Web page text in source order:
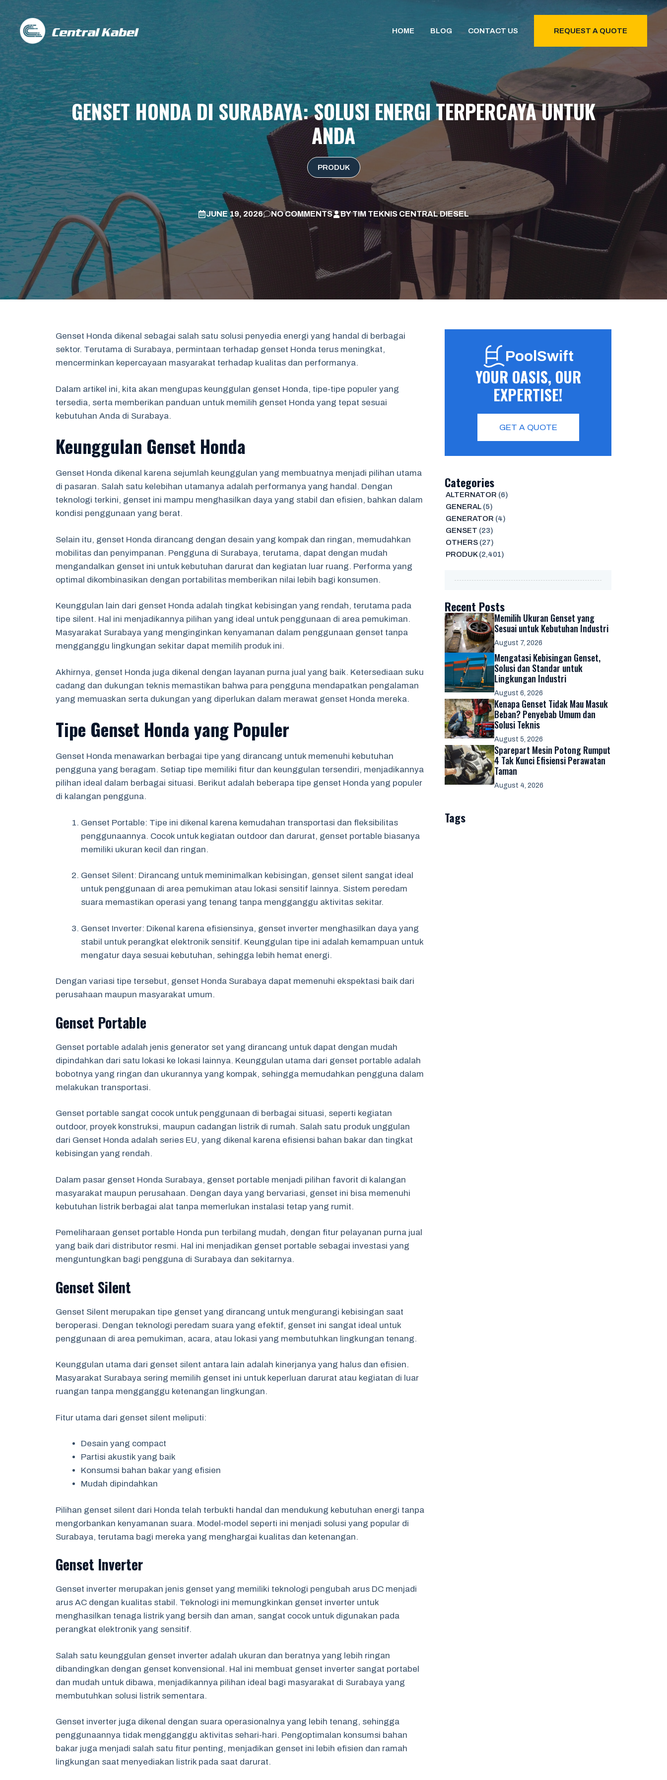
to
content
HOME BLOG CONTACT US REQUEST A QUOTE
GENSET HONDA DI SURABAYA: SOLUSI ENERGI TERPERCAYA UNTUK
ANDA
PRODUK
JUNE 19, 2026 NO COMMENTS BYTIM TEKNIS CENTRAL DIESEL
Genset Honda dikenal sebagai salah satu solusi penyedia energi yang handal di berbagai
sektor. Terutama di Surabaya, permintaan terhadap genset Honda terus meningkat,
mencerminkan kepercayaan masyarakat terhadap kualitas dan performanya.
Dalam artikel ini, kita akan mengupas keunggulan genset Honda, tipe-tipe populer yang
tersedia, serta memberikan panduan untuk memilih genset Honda yang tepat sesuai
kebutuhan Anda di Surabaya.
Keunggulan Genset Honda
Genset Honda dikenal karena sejumlah keunggulan yang membuatnya menjadi pilihan utama
di pasaran. Salah satu kelebihan utamanya adalah performanya yang handal. Dengan
teknologi terkini, genset ini mampu menghasilkan daya yang stabil dan efisien, bahkan dalam
kondisi penggunaan yang berat.
Selain itu, genset Honda dirancang dengan desain yang kompak dan ringan, memudahkan
mobilitas dan penyimpanan. Pengguna di Surabaya, terutama, dapat dengan mudah
mengandalkan genset ini untuk kebutuhan darurat dan kegiatan luar ruang. Performa yang
optimal dikombinasikan dengan portabilitas memberikan nilai lebih bagi konsumen.
Keunggulan lain dari genset Honda adalah tingkat kebisingan yang rendah, terutama pada
tipe silent. Hal ini menjadikannya pilihan yang ideal untuk penggunaan di area pemukiman.
Masyarakat Surabaya yang menginginkan kenyamanan dalam penggunaan genset tanpa
mengganggu lingkungan sekitar dapat memilih produk ini.
Akhirnya, genset Honda juga dikenal dengan layanan purna jual yang baik. Ketersediaan suku
cadang dan dukungan teknis memastikan bahwa para pengguna mendapatkan pengalaman
yang memuaskan serta dukungan yang diperlukan dalam merawat genset Honda mereka.
Tipe Genset Honda yang Populer
Genset Honda menawarkan berbagai tipe yang dirancang untuk memenuhi kebutuhan
pengguna yang beragam. Setiap tipe memiliki fitur dan keunggulan tersendiri, menjadikannya
pilihan ideal dalam berbagai situasi. Berikut adalah beberapa tipe genset Honda yang populer
di kalangan pengguna.
Genset Portable: Tipe ini dikenal karena kemudahan transportasi dan fleksibilitas
penggunaannya. Cocok untuk kegiatan outdoor dan darurat, genset portable biasanya
memiliki ukuran kecil dan ringan.
Genset Silent: Dirancang untuk meminimalkan kebisingan, genset silent sangat ideal
untuk penggunaan di area pemukiman atau lokasi sensitif lainnya. Sistem peredam
suara memastikan operasi yang tenang tanpa mengganggu aktivitas sekitar.
Genset Inverter: Dikenal karena efisiensinya, genset inverter menghasilkan daya yang
stabil untuk perangkat elektronik sensitif. Keunggulan tipe ini adalah kemampuan untuk
mengatur daya sesuai kebutuhan, sehingga lebih hemat energi.
Dengan variasi tipe tersebut, genset Honda Surabaya dapat memenuhi ekspektasi baik dari
perusahaan maupun masyarakat umum.
Genset Portable
Genset portable adalah jenis generator set yang dirancang untuk dapat dengan mudah
dipindahkan dari satu lokasi ke lokasi lainnya. Keunggulan utama dari genset portable adalah
bobotnya yang ringan dan ukurannya yang kompak, sehingga memudahkan pengguna dalam
melakukan transportasi.
Genset portable sangat cocok untuk penggunaan di berbagai situasi, seperti kegiatan
outdoor, proyek konstruksi, maupun cadangan listrik di rumah. Salah satu produk unggulan
dari Genset Honda adalah series EU, yang dikenal karena efisiensi bahan bakar dan tingkat
kebisingan yang rendah.
Dalam pasar genset Honda Surabaya, genset portable menjadi pilihan favorit di kalangan
masyarakat maupun perusahaan. Dengan daya yang bervariasi, genset ini bisa memenuhi
kebutuhan listrik berbagai alat tanpa memerlukan instalasi tetap yang rumit.
Pemeliharaan genset portable Honda pun terbilang mudah, dengan fitur pelayanan purna jual
yang baik dari distributor resmi. Hal ini menjadikan genset portable sebagai investasi yang
menguntungkan bagi pengguna di Surabaya dan sekitarnya.
Genset Silent
Genset Silent merupakan tipe genset yang dirancang untuk mengurangi kebisingan saat
beroperasi. Dengan teknologi peredam suara yang efektif, genset ini sangat ideal untuk
penggunaan di area pemukiman, acara, atau lokasi yang membutuhkan lingkungan tenang.
Keunggulan utama dari genset silent antara lain adalah kinerjanya yang halus dan efisien.
Masyarakat Surabaya sering memilih genset ini untuk keperluan darurat atau kegiatan di luar
ruangan tanpa mengganggu ketenangan lingkungan.
Fitur utama dari genset silent meliputi:
Desain yang compact
Partisi akustik yang baik
Konsumsi bahan bakar yang efisien
Mudah dipindahkan
Pilihan genset silent dari Honda telah terbukti handal dan mendukung kebutuhan energi tanpa
mengorbankan kenyamanan suara. Model-model seperti ini menjadi solusi yang popular di
Surabaya, terutama bagi mereka yang menghargai kualitas dan ketenangan.
Genset Inverter
Genset inverter merupakan jenis genset yang memiliki teknologi pengubah arus DC menjadi
arus AC dengan kualitas stabil. Teknologi ini memungkinkan genset inverter untuk
menghasilkan tenaga listrik yang bersih dan aman, sangat cocok untuk digunakan pada
perangkat elektronik yang sensitif.
Salah satu keunggulan genset inverter adalah ukuran dan beratnya yang lebih ringan
dibandingkan dengan genset konvensional. Hal ini membuat genset inverter sangat portabel
dan mudah untuk dibawa, menjadikannya pilihan ideal bagi masyarakat di Surabaya yang
membutuhkan solusi listrik sementara.
Genset inverter juga dikenal dengan suara operasionalnya yang lebih tenang, sehingga
penggunaannya tidak mengganggu aktivitas sehari-hari. Pengoptimalan konsumsi bahan
bakar juga menjadi salah satu fitur penting, menjadikan genset ini lebih efisien dan ramah
lingkungan saat menyediakan listrik pada saat darurat.
PoolSwift
YOUR OASIS, OUR
EXPERTISE!
GET A QUOTE
Categories
ALTERNATOR (6)
GENERAL(5)
GENERATOR (4)
GENSET (23)
OTHERS(27)
PRODUK(2,401)
Recent Posts
Memilih Ukuran Genset yang
Sesuai untuk Kebutuhan Industri
August 7, 2026
Mengatasi Kebisingan Genset,
Solusi dan Standar untuk
Lingkungan Industri
August 6, 2026
Kenapa Genset Tidak Mau Masuk
Beban? Penyebab Umum dan
Solusi Teknis
August 5, 2026
Sparepart Mesin Potong Rumput
4 Tak Kunci Efisiensi Perawatan
Taman
August 4, 2026
Tags